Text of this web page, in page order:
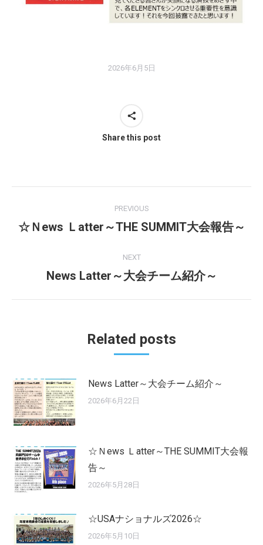
2026年6月5日
Share this post
navigation
PREVIOUS
Previous
☆Ｎews Ｌatter～THE SUMMIT大会報告～
NEXT
Next
News Latter～大会チーム紹介～
Related posts
News Latter～大会チーム紹介～
2026年6月22日
☆Ｎews Ｌatter～THE SUMMIT大会報
告～
2026年5月28日
☆USAナショナルズ2026☆
2026年5月10日